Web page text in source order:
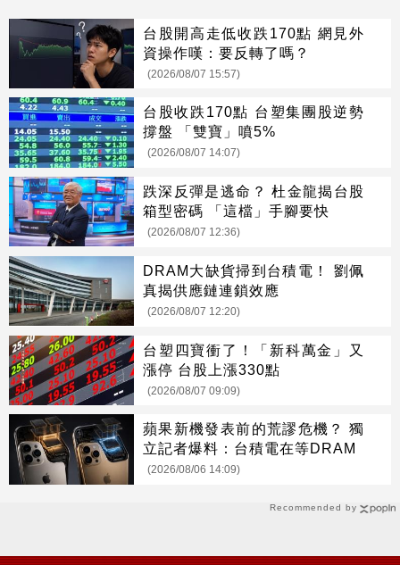
Recommended by
台股開高走低收跌170點 網見外
資操作嘆：要反轉了嗎？
(2026/08/07 15:57)
台股收跌170點 台塑集團股逆勢
撐盤 「雙寶」噴5%
(2026/08/07 14:07)
跌深反彈是逃命？ 杜金龍揭台股
箱型密碼 「這檔」手腳要快
(2026/08/07 12:36)
DRAM大缺貨掃到台積電！ 劉佩
真揭供應鏈連鎖效應
(2026/08/07 12:20)
台塑四寶衝了！「新科萬金」又
漲停 台股上漲330點
(2026/08/07 09:09)
蘋果新機發表前的荒謬危機？ 獨
立記者爆料：台積電在等DRAM
(2026/08/06 14:09)